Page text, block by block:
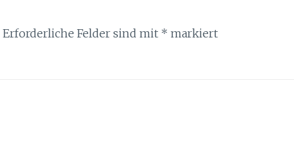
Erforderliche Felder sind mit * markiert